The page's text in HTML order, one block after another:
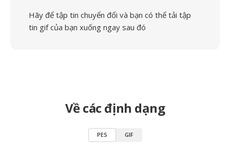
Hãy để tập tin chuyển đổi và bạn có thể tải tập
tin gif của bạn xuống ngay sau đó
Về các định dạng
PES GIF